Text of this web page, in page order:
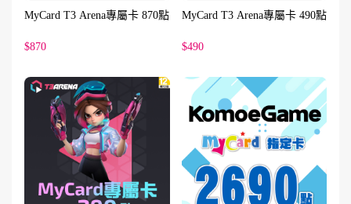
MyCard T3 Arena專屬卡 870點
$870
MyCard T3 Arena專屬卡 490點
$490